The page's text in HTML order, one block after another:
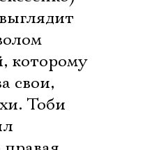
которому
свои,
Тоби